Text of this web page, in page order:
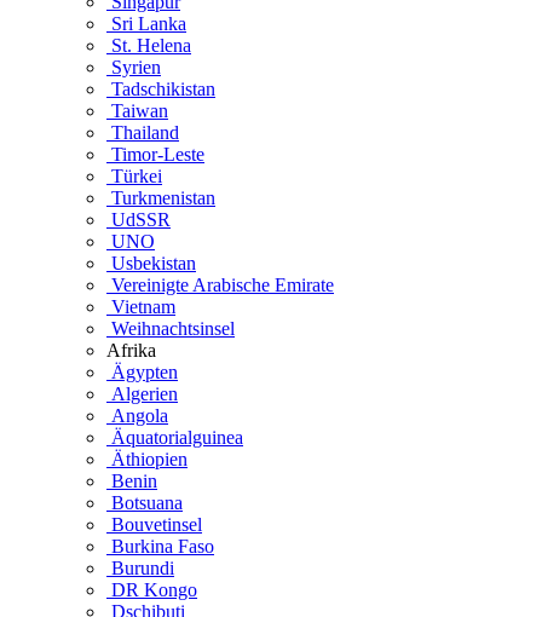
Sri Lanka
St. Helena
Syrien
Tadschikistan
Taiwan
Thailand
Timor-Leste
Türkei
Turkmenistan
UdSSR
UNO
Usbekistan
Vereinigte Arabische Emirate
Vietnam
Weihnachtsinsel
Afrika
Ägypten
Algerien
Angola
Äquatorialguinea
Äthiopien
Benin
Botsuana
Bouvetinsel
Burkina Faso
Burundi
DR Kongo
Dschibuti